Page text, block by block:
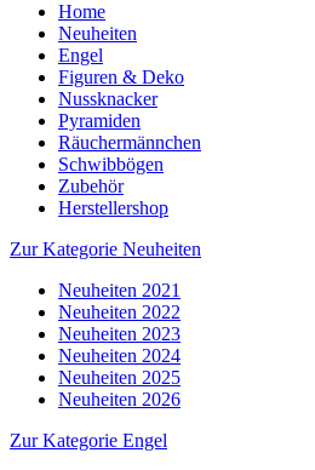
Home
Neuheiten
Engel
Figuren & Deko
Nussknacker
Pyramiden
Räuchermännchen
Schwibbögen
Zubehör
Herstellershop
Zur Kategorie Neuheiten
Neuheiten 2021
Neuheiten 2022
Neuheiten 2023
Neuheiten 2024
Neuheiten 2025
Neuheiten 2026
Zur Kategorie Engel